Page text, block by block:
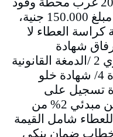
النيل شارع الوادي بعد سداد مبلغ 150.000 جنية،
العطاء لا
الشروط الاتية: 1/ إرفاق شهادة
التسجيل من المسجل التجاري 2 /الدمغة القانونية
3 /شهادة إبراء ذمة من الزكاة 4/ شهادة خلو
5/ شهادة تسجيل على
القيمة المضافة 6/ إرفاق تامين مبدئي 2% من
شامل القيمة
ضمان بنكي